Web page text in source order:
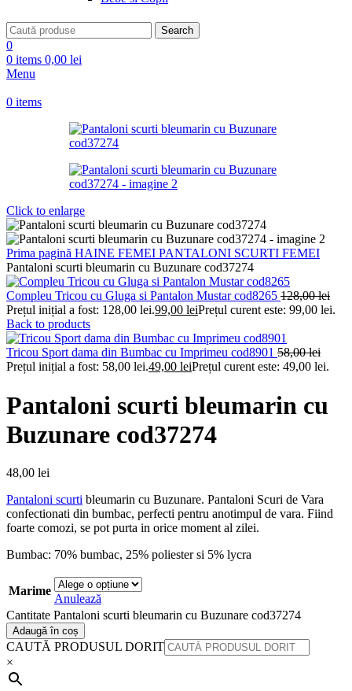
Search
0
0 items 0,00 lei
Menu
0 items
Click to enlarge
Prima pagină HAINE FEMEI PANTALONI SCURTI FEMEI
Pantaloni scurti bleumarin cu Buzunare cod37274
Compleu Tricou cu Gluga si Pantalon Mustar cod8265 128,00lei
Prețul inițial a fost: 128,00 lei.99,00 leiPrețul curent este: 99,00 lei.
Back to products
Tricou Sport dama din Bumbac cu Imprimeu cod8901 58,00lei
Prețul inițial a fost: 58,00 lei.49,00 leiPrețul curent este: 49,00 lei.
Pantaloni scurti bleumarin cu
Buzunare cod37274
48,00 lei
Pantaloni scurti bleumarin cu Buzunare. Pantaloni Scuri de Vara
confectionati din bumbac, perfecti pentru anotimpul de vara. Fiind
foarte comozi, se pot purta in orice moment al zilei.
Bumbac: 70% bumbac, 25% poliester si 5% lycra
Marime
Anulează
Cantitate Pantaloni scurti bleumarin cu Buzunare cod37274
Adaugă în coș
CAUTĂ PRODUSUL DORIT
×